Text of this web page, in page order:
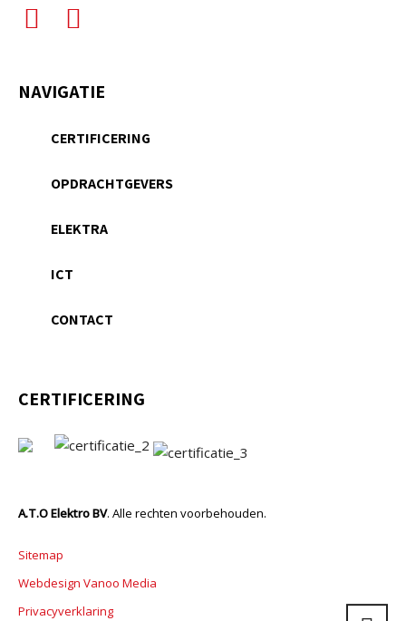
NAVIGATIE
CERTIFICERING
OPDRACHTGEVERS
ELEKTRA
ICT
CONTACT
CERTIFICERING
A.T.O Elektro BV. Alle rechten voorbehouden.
Sitemap
Webdesign Vanoo Media
Privacyverklaring